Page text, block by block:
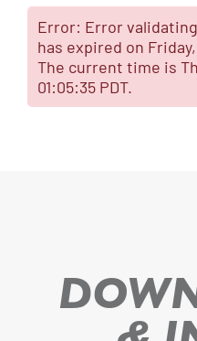
Error: Error
has expired on Friday,
The current time is
01:05:35 PDT.